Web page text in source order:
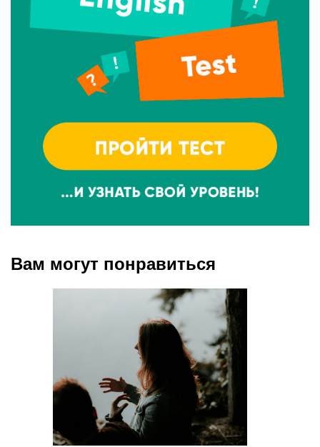
Вам могут понравиться